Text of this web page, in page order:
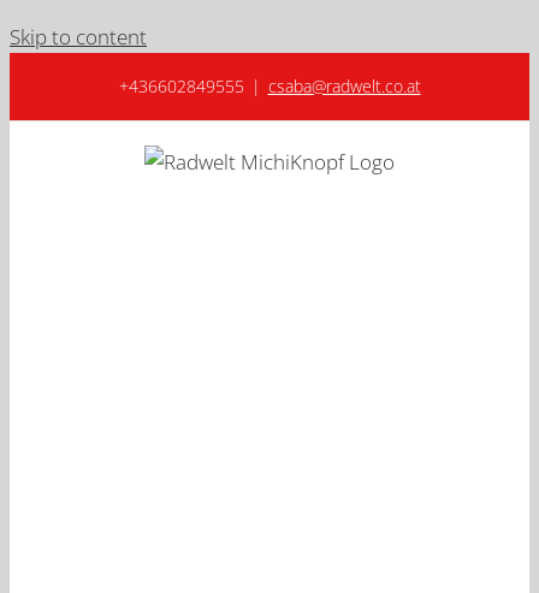
Skip to content
+436602849555 | csaba@radwelt.co.at